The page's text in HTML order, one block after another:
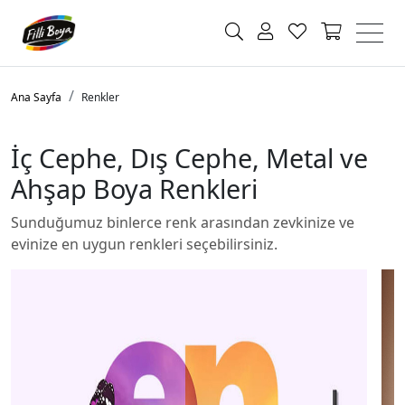
Ana Sayfa Renkler
İç Cephe, Dış Cephe, Metal ve
Ahşap Boya Renkleri
Sunduğumuz binlerce renk arasından zevkinize ve
evinize en uygun renkleri seçebilirsiniz.